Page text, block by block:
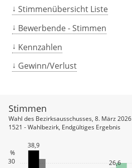
Stimmenübersicht Liste
Bewerbende - Stimmen
Kennzahlen
Gewinn/Verlust
30
%
38,9
26,6
Stimmen
Wahl des Bezirksausschusses, 8. März 2026
1521 - Wahlbezirk, Endgültiges Ergebnis